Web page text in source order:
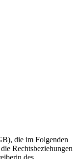
die im Folgenden
Rechtsbeziehungen
des